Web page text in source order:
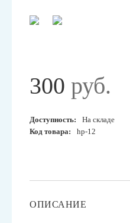
300 руб.
Доступность:
На складе
Код товара:
hp-12
ОПИСАНИЕ